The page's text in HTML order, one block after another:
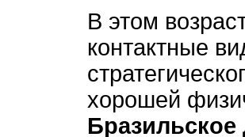
В этом
контактные
хорошей